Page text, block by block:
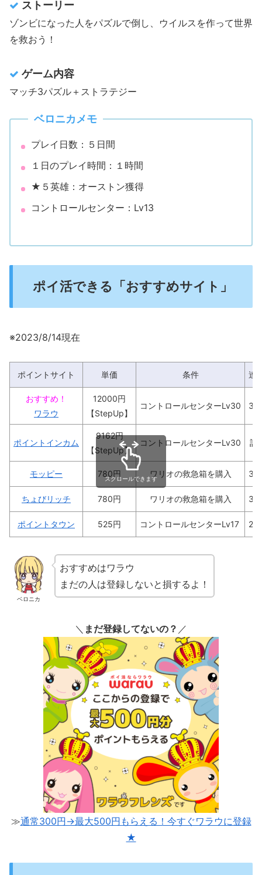
2日目にやること：①建築
2日目にやること：②部隊訓練
ストーリー
ゾンビになった人をパズルで倒し、ウイルスを作って世界
を救おう！
ゲーム内容
マッチ3パズル＋ストラテジー
ベロニカメモ
プレイ日数：５日間
１日のプレイ時間：１時間
★５英雄：オーストン獲得
コントロールセンター：Lv13
ポイ活できる「おすすめサイト」
※2023/8/14現在
ポイントサイト 単価 条件 達
おすすめ！
ワラウ
12000円
【StepUp】
コントロールセンターLv30 30
ポイントインカム
9162円
【StepUp】
コントロールセンターLv30 記
モッピー 780円 ワリオの救急箱を購入 30
ちょびリッチ 780円 ワリオの救急箱を購入 30
ポイントタウン 525円 コントロールセンターLv17 24
スクロールできます
ベロニカ
おすすめはワラウ
まだの人は登録しないと損するよ！
＼ まだ登録してないの？ ／
≫通常300円→最大500円もらえる！今すぐワラウに登録
★